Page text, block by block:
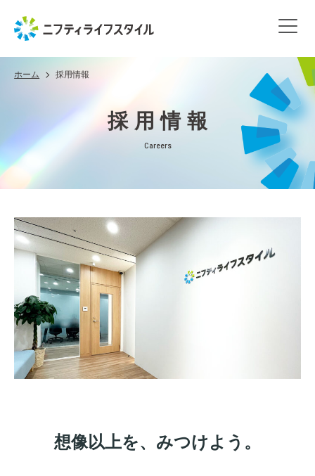
ホーム 採用情報
採用情報
Careers
想像以上を、みつけよう。